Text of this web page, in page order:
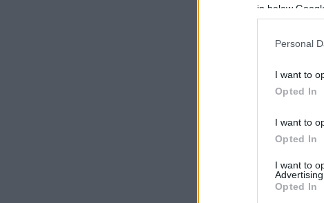
in below
Personal
I want to
Opted In
I want to
Opted In
I want to
Advertising.
Opted In